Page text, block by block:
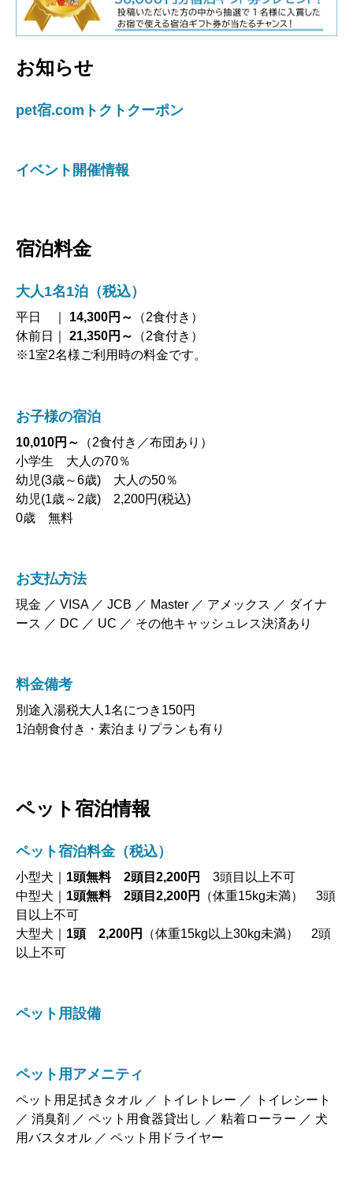
お知らせ
宿泊料金
平日 ｜ 14,300円～（2食付き）
休前日｜
21,350円～
（2食付き）
※1室2名様ご利用時の料金です。
10,010円～（2食付き／布団あり）
小学生 大人の70％
幼児(3歳～6歳) 大人の50％
幼児(1歳～2歳) 2,200円(税込)
0歳 無料
現金 ／ VISA ／ JCB ／ Master ／ アメックス ／ ダイナ
ース ／ DC ／ UC ／ その他キャッシュレス決済あり
別途入湯税大人1名につき150円
1泊朝食付き・素泊まりプランも有り
ペット宿泊情報
小型犬｜ 1頭無料 2頭目2,200円
中型犬｜ 1頭無料 2頭目2,200円 （体重15kg未満） 3頭
目以上不可
大型犬｜1頭 2,200円
以上不可
ペット用足拭きタオル ／ トイレトレー ／ トイレシート
／ 消臭剤 ／ ペット用食器貸出し ／ 粘着ローラー ／ 犬
用バスタオル ／ ペット用ドライヤー